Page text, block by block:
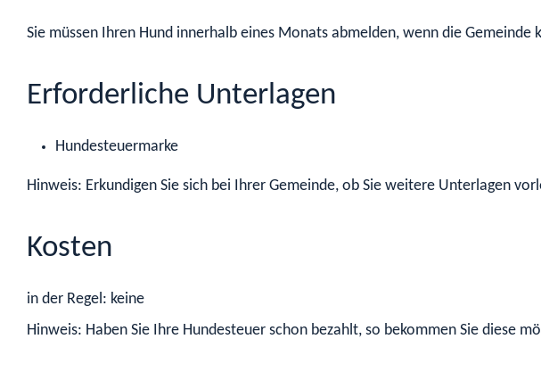
Sie müssen Ihren Hund innerhalb eines Monats abmelden, wenn die Gemeinde
Erforderliche Unterlagen
Hundesteuermarke
Hinweis: Erkundigen Sie sich bei Ihrer Gemeinde, ob Sie weitere Unterlagen
Kosten
in der Regel: keine
Hinweis: Haben Sie Ihre Hundesteuer schon bezahlt, so bekommen Sie diese